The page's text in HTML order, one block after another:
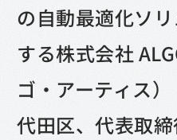
の自動最適化ソ
する株式会社
ゴ・アーティス
代田区、代表取